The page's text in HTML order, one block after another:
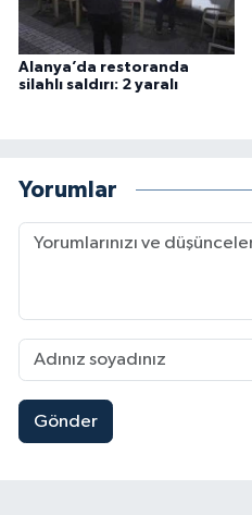
Alanya’da restoranda
silahlı saldırı: 2 yaralı
Yorumlar
Gönder